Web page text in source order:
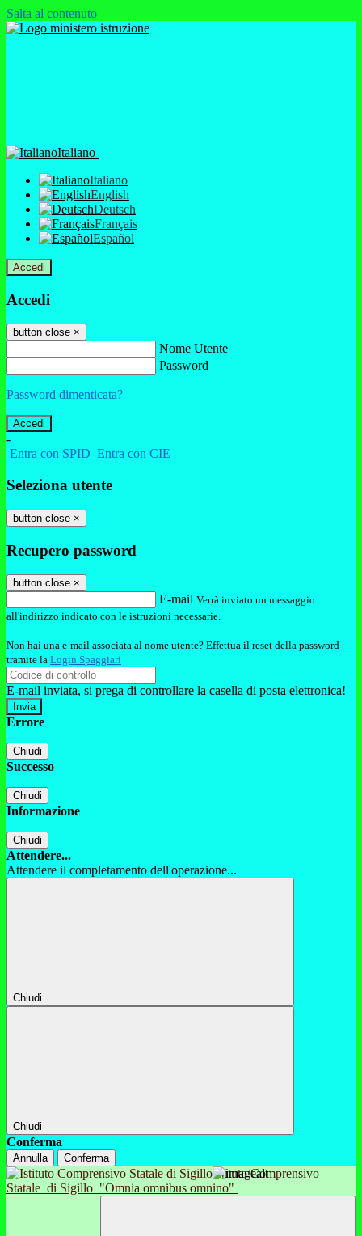
Salta al contenuto
Italiano
Italiano
English
Deutsch
Français
Español
Accedi
Accedi
button close ×
Nome Utente
Password
Password dimenticata?
-
Entra con SPID Entra con CIE
Seleziona utente
button close ×
Recupero password
button close ×
E-mail Verrà inviato un messaggio
all'indirizzo indicato con le istruzioni necessarie.
Non hai una e-mail associata al nome utente? Effettua il reset della password
tramite la Login Spaggiari
E-mail inviata, si prega di controllare la casella di posta elettronica!
Errore
Chiudi
Successo
Chiudi
Informazione
Chiudi
Attendere...
Attendere il completamento dell'operazione...
Chiudi
Chiudi
Conferma
Annulla Conferma
Istituto Comprensivo
Statale di Sigillo "Omnia omnibus omnino"